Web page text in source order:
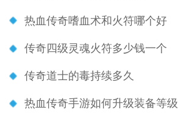
热血传奇嗜血术和火符哪个好
传奇四级灵魂火符多少钱一个
传奇道士的毒持续多久
热血传奇手游如何升级装备等级